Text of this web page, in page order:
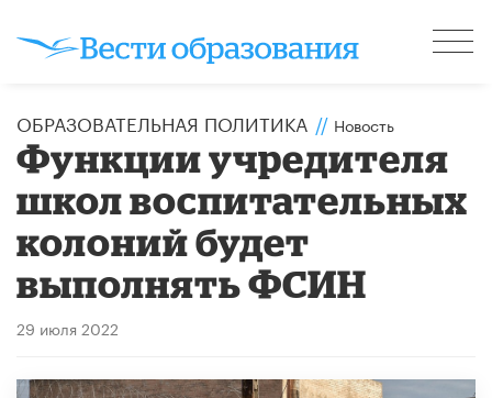
ОБРАЗОВАТЕЛЬНАЯ ПОЛИТИКА // Новость
Функции учредителя
школ воспитательных
колоний будет
выполнять ФСИН
29 июля 2022